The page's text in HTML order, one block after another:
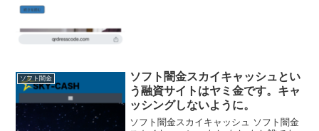
ソフト闇金
ソフト闇金スカイキャッシュとい
う融資サイトはヤミ金です。キャ
ッシングしないように。
ソフト闇金スカイキャッシュ ソフト闇金